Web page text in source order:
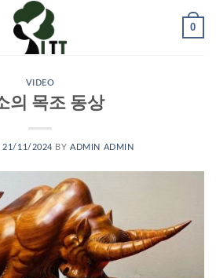
0
VIDEO
의 목조 동상
21/11/2024 BYADMIN ADMIN